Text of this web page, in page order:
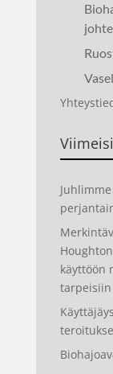
käyttöön
tarpeisiin